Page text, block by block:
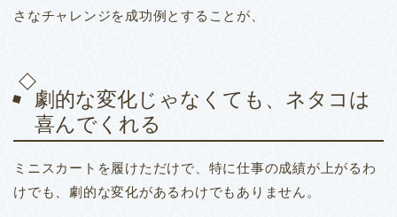
さなチャレンジを成功例とすることが、
劇的な変化じゃなくても、ネタコは
喜んでくれる
ミニスカートを履けただけで、特に仕事の成績が上がるわ
けでも、劇的な変化があるわけでもありません。